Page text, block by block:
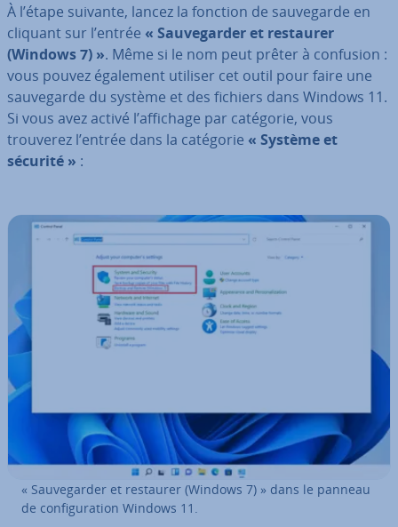
À l’étape suivante, lancez la fonction de sau­ve­garde en
cliquant sur l’entrée « Sau­ve­gar­der et restaurer
(Windows 7) ». Même si le nom peut prêter à confusion :
vous pouvez également utiliser cet outil pour faire une
sau­ve­garde du système et des fichiers dans Windows 11.
Si vous avez activé l’affichage par catégorie, vous
trouverez l’entrée dans la catégorie « Système et
sécurité » :
« Sau­ve­gar­der et restaurer (Windows 7) » dans le panneau
de con­fi­gu­ra­tion Windows 11.